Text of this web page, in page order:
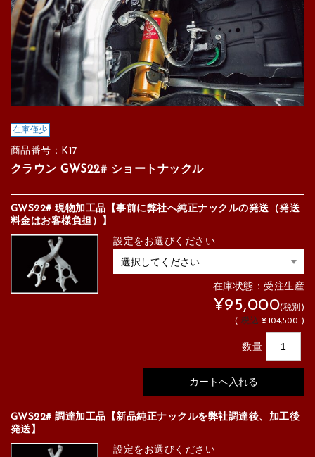
在庫僅少
商品番号：K17
クラウン GWS22# ショートナックル
GWS22# 現物加工品【事前に弊社へ純正ナックルの発送（発送
料金はお客様負担）】
設定をお選びください
在庫状態：受注生産
¥95,000(税別)
(税込 ¥104,500 )
数量
GWS22# 調達加工品【新品純正ナックルを弊社調達後、加工後
発送】
設定をお選びください